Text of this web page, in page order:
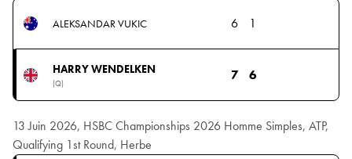
ALEKSANDAR VUKIC 6 1
HARRY WENDELKEN
(Q)
7 6
13 Juin 2026, HSBC Championships 2026 Homme Simples, ATP,
Qualifying 1st Round, Herbe